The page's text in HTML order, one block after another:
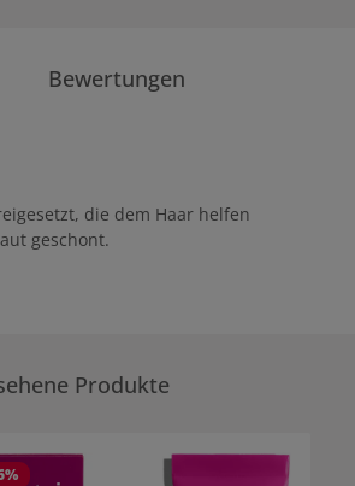
Bewertungen
die dem Haar helfen
geschont.
Produkte
%